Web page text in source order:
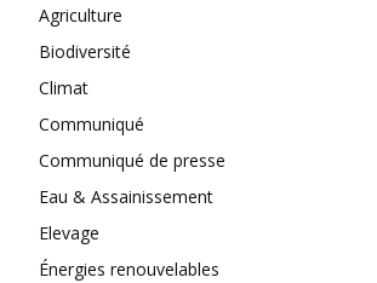
Agriculture
Biodiversité
Climat
Communiqué
Communiqué de presse
Eau & Assainissement
Elevage
Énergies renouvelables